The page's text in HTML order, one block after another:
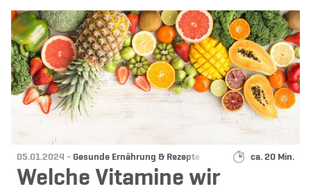
Datum:
05.01.2024 - Kategorie:
Gesunde Ernährung & Rezepte Lesedauer:
ca. 20 Min.
Welche Vitamine wir